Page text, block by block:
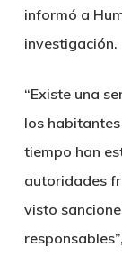
informó a
investigación.
“Existe una
los
tiempo han
autoridades
visto